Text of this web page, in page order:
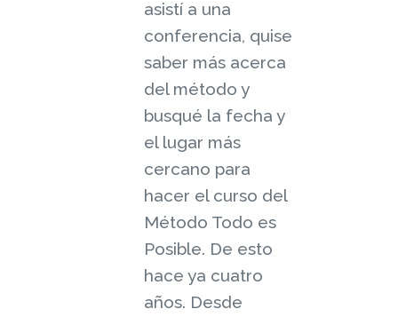
asistí a una
conferencia, quise
saber más acerca
del método y
busqué la fecha y
el lugar más
cercano para
hacer el curso del
Método Todo es
Posible. De esto
hace ya cuatro
años. Desde